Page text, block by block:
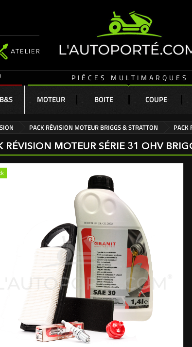
ATELIER
PIÈCES MULTIMARQUES
MOTEUR BOITE COUPE
PACK RÉVISION MOTEUR BRIGGS & STRATTON PACK
RÉVISION MOTEUR SÉRIE 31 OHV